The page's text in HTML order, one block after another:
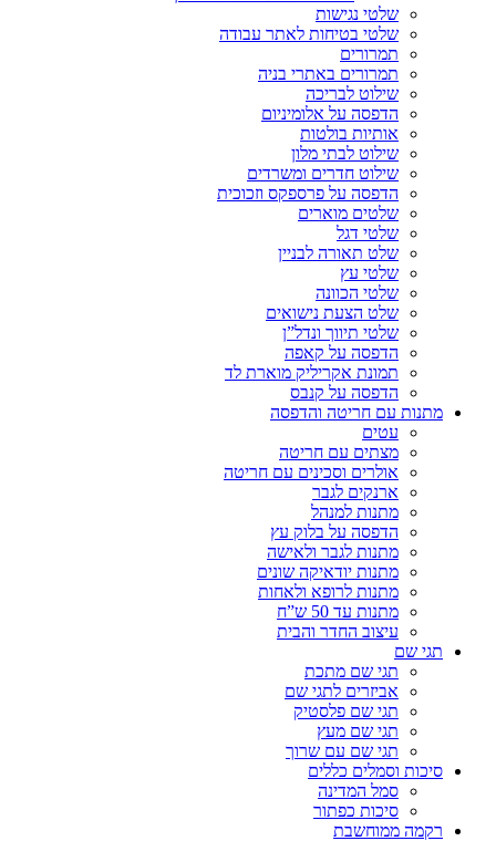
שלטי נגישות
שלטי בטיחות לאתר עבודה
תמרורים
תמרורים באתרי בניה
שילוט לבריכה
הדפסה על אלומיניום
אותיות בולטות
שילוט לבתי מלון
שילוט חדרים ומשרדים
הדפסה על פרספקס וזכוכית
שלטים מוארים
שלטי דגל
שלט תאורה לבניין
שלטי עץ
שלטי הכוונה
שלט הצעת נישואים
שלטי תיווך ונדל”ן
הדפסה על קאפה
תמונת אקריליק מוארת לד
הדפסה על קנבס
מתנות עם חריטה והדפסה
עטים
מצתים עם חריטה
אולרים וסכינים עם חריטה
ארנקים לגבר
מתנות למנהל
הדפסה על בלוק עץ
מתנות לגבר ולאישה
מתנות יודאיקה שונים
מתנות לרופא ולאחות
מתנות עד 50 ש”ח
עיצוב החדר והבית
תגי שם
תגי שם מתכת
אביזרים לתגי שם
תגי שם פלסטיק
תגי שם מעץ
תגי שם עם שרוך
סיכות וסמלים כללים
סמל המדינה
סיכות כפתור
רקמה ממוחשבת